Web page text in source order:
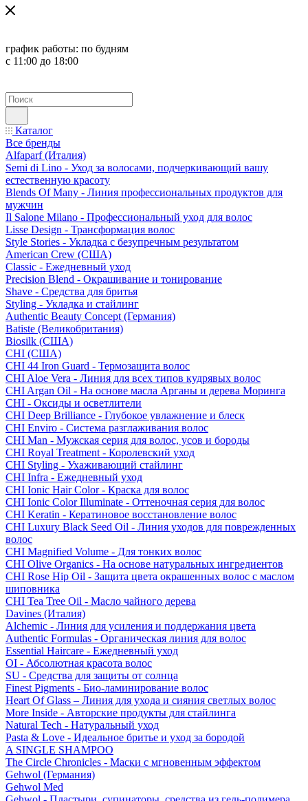
график работы: по будням
с 11:00 до 18:00
Каталог
Все бренды
Alfaparf (Италия)
Semi di Lino - Уход за волосами, подчеркивающий вашу
естественную красоту
Blends Of Many - Линия профессиональных продуктов для
мужчин
Il Salone Milano - Профессиональный уход для волос
Lisse Design - Трансформация волос
Style Stories - Укладка с безупречным результатом
American Crew (США)
Classic - Ежедневный уход
Precision Blend - Окрашивание и тонирование
Shave - Средства для бритья
Styling - Укладка и стайлинг
Authentic Beauty Concept (Германия)
Batiste (Великобритания)
Biosilk (США)
CHI (США)
CHI 44 Iron Guard - Термозащита волос
CHI Aloe Vera - Линия для всех типов кудрявых волос
CHI Argan Oil - На основе масла Арганы и дерева Моринга
CHI - Оксиды и осветлители
CHI Deep Brilliance - Глубокое увлажнение и блеск
CHI Enviro - Система разглаживания волос
CHI Man - Мужская серия для волос, усов и бороды
CHI Royal Treatment - Королевский уход
CHI Styling - Ухаживающий стайлинг
CHI Infra - Ежедневный уход
CHI Ionic Hair Color - Краска для волос
CHI Ionic Color Illuminate - Оттеночная серия для волос
CHI Keratin - Кератиновое восстановление волос
CHI Luxury Black Seed Oil - Линия уходов для поврежденных
волос
CHI Magnified Volume - Для тонких волос
CHI Olive Organics - На основе натуральных ингредиентов
CHI Rose Hip Oil - Защита цвета окрашенных волос с маслом
шиповника
CHI Tea Tree Oil - Масло чайного дерева
Davines (Италия)
Alchemic - Линия для усиления и поддержания цвета
Authentic Formulas - Органическая линия для волос
Essential Haircare - Eжедневный уход
OI - Абсолютная красота волос
SU - Средства для защиты от солнца
Finest Pigments - Био-ламинирование волос
Heart Of Glass – Линия для ухода и сияния светлых волос
More Inside - Авторские продукты для стайлинга
Natural Tech - Натуральный уход
Pasta & Love - Идеальное бритье и уход за бородой
A SINGLE SHAMPOO
The Circle Chronicles - Маски с мгновенным эффектом
Gehwol (Германия)
Gehwol Med